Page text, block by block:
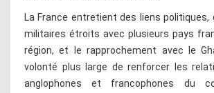
La France entretient des liens politiques,
militaires étroits avec plusieurs pays
région, et le rapprochement avec le
volonté plus large de renforcer les
anglophones et francophones du